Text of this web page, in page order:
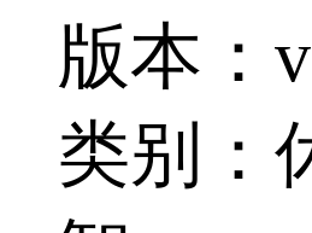
版本：
类别：